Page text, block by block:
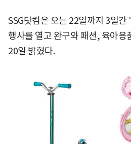
SSG닷컴은 오는 22일까지 3일간
행사를 열고 완구와 패션, 육아용
20일 밝혔다.